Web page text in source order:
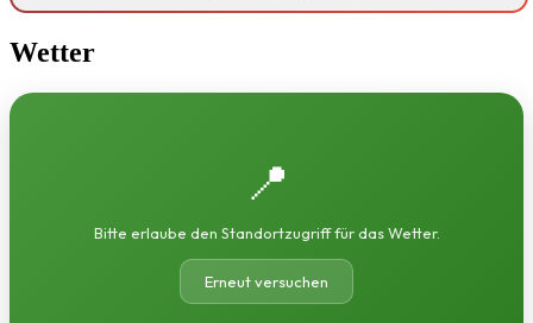
Wetter
📍
Bitte erlaube den Standortzugriff für das Wetter.
Erneut versuchen